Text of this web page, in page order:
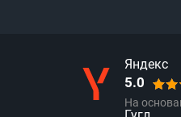
Яндекс
5.0
На